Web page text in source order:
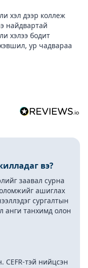
хэл дээр коллеж
найдвартай
хэлээ бодит
ур чадвараа
вэ?
заавал сурна
ашиглах
сургалтын
анги танхимд олон
тэй нийцсэн